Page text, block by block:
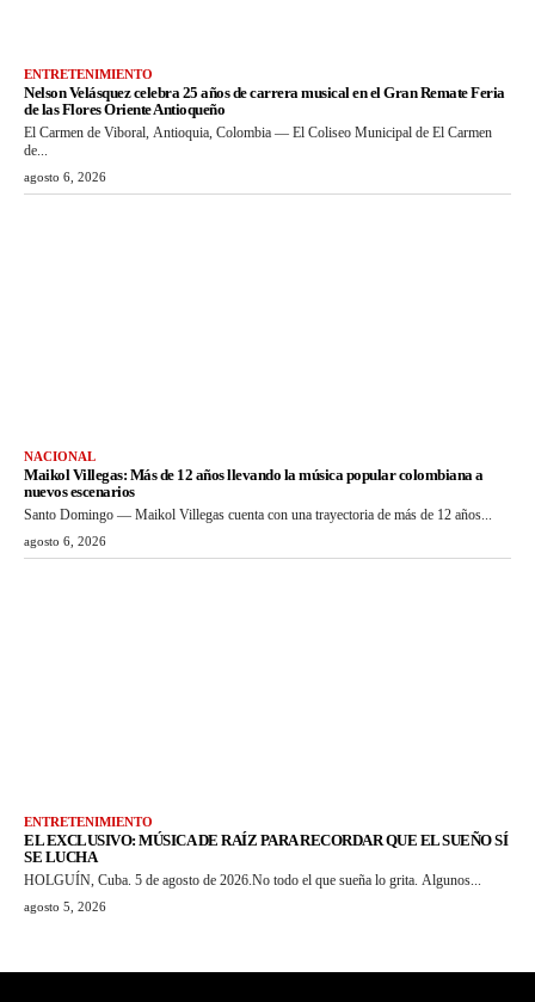
ENTRETENIMIENTO
Nelson Velásquez celebra 25 años de carrera musical en el Gran Remate Feria
de las Flores Oriente Antioqueño
El Carmen de Viboral, Antioquia, Colombia — El Coliseo Municipal de El Carmen
de...
agosto 6, 2026
NACIONAL
Maikol Villegas: Más de 12 años llevando la música popular colombiana a
nuevos escenarios
Santo Domingo — Maikol Villegas cuenta con una trayectoria de más de 12 años...
agosto 6, 2026
ENTRETENIMIENTO
EL EXCLUSIVO: MÚSICA DE RAÍZ PARA RECORDAR QUE EL SUEÑO SÍ
SE LUCHA
HOLGUÍN, Cuba. 5 de agosto de 2026.No todo el que sueña lo grita. Algunos...
agosto 5, 2026